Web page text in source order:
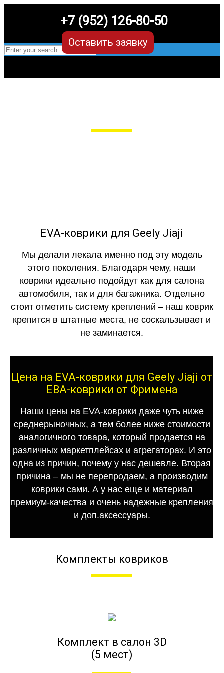
+7 (952) 126-80-50
Оставить заявку
EVA-коврики для Geely Jiaji
Мы делали лекала именно под эту модель
этого поколения. Благодаря чему, наши
коврики идеально подойдут как для салона
автомобиля, так и для багажника. Отдельно
стоит отметить систему креплений – наш коврик
крепится в штатные места, не соскальзывает и
не заминается.
Цена на EVA-коврики для Geely Jiaji от
ЕВА-коврики от Фримена
Наши цены на EVA-коврики даже чуть ниже
среднерыночных, а тем более ниже стоимости
аналогичного товара, который продается на
различных маркетплейсах и агрегаторах. И это
одна из причин, почему у нас дешевле. Вторая
причина – мы не перепродаем, а производим
коврики сами. А у нас еще и материал
премиум-качества и очень надежные крепления
и доп.аксессуары.
Комплекты ковриков
Комплект в салон 3D
(5 мест)